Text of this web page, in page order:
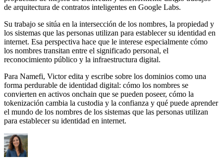
de arquitectura de contratos inteligentes en Google Labs.
Su trabajo se sitúa en la intersección de los nombres, la propiedad y
los sistemas que las personas utilizan para establecer su identidad en
internet. Esa perspectiva hace que le interese especialmente cómo
los nombres transitan entre el significado personal, el
reconocimiento público y la infraestructura digital.
Para Namefi, Victor edita y escribe sobre los dominios como una
forma perdurable de identidad digital: cómo los nombres se
convierten en activos onchain que se pueden poseer, cómo la
tokenización cambia la custodia y la confianza y qué puede aprender
el mundo de los nombres de los sistemas que las personas utilizan
para establecer su identidad en internet.